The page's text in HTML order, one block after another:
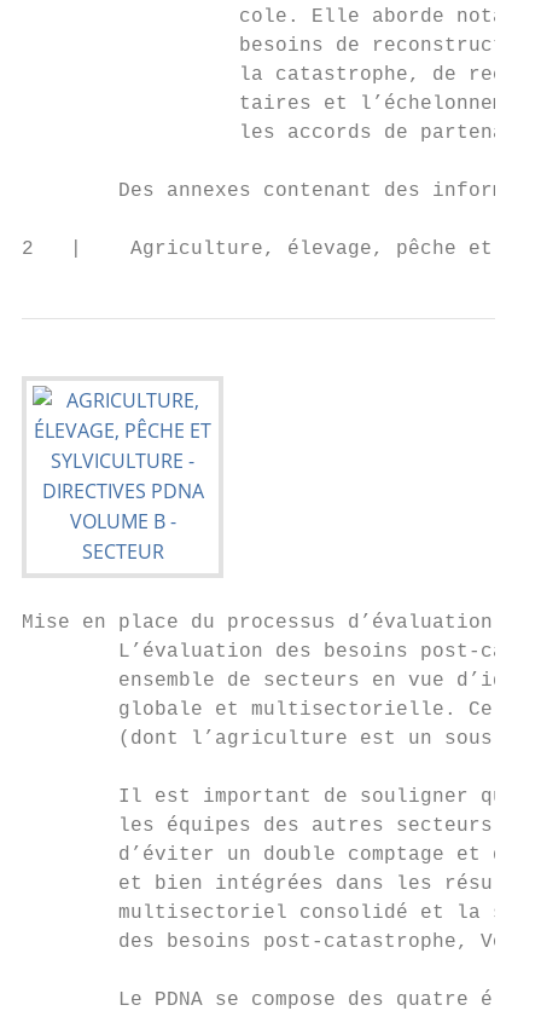
cole. Elle aborde
besoins de
la catastrophe, de
taires et
les accords de
Des annexes contenant des
2   |    Agriculture, élevage, pêche et
Mise en place du processus d’évaluation
L’évaluation des besoins post-
ensemble de secteurs en vue
globale et multisectorielle. Ce
(dont l’agriculture est un sous-
Il est important de souligner que
les équipes des autres secteurs
d’éviter un double comptage et de
et bien intégrées dans les
multisectoriel consolidé et la
des besoins post-catastrophe,
Le PDNA se compose des quatre